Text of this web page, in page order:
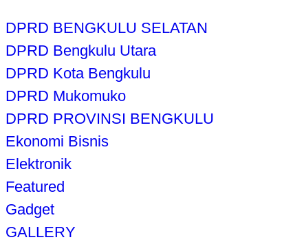
DPRD BENGKULU SELATAN
DPRD Bengkulu Utara
DPRD Kota Bengkulu
DPRD Mukomuko
DPRD PROVINSI BENGKULU
Ekonomi Bisnis
Elektronik
Featured
Gadget
GALLERY